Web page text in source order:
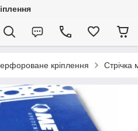
кріплення Стрічка